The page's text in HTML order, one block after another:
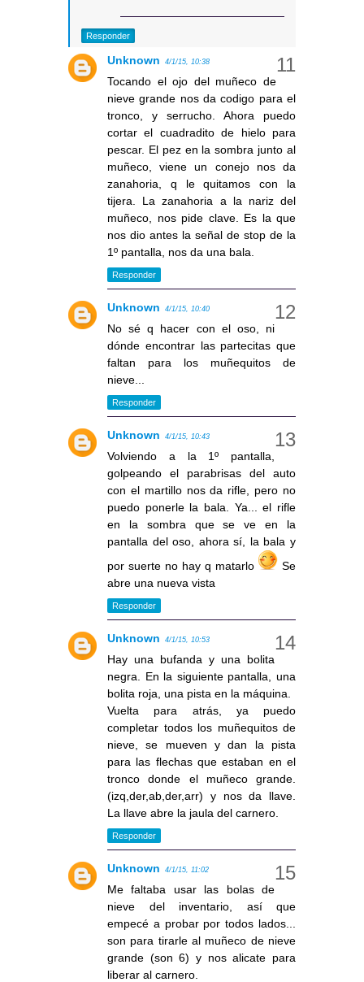
Responder
Unknown 4/1/15, 10:38
Tocando el ojo del muñeco de
nieve grande nos da codigo para el
tronco, y serrucho. Ahora puedo
cortar el cuadradito de hielo para
pescar. El pez en la sombra junto al
muñeco, viene un conejo nos da
zanahoria, q le quitamos con la
tijera. La zanahoria a la nariz del
muñeco, nos pide clave. Es la que
nos dio antes la señal de stop de la
1º pantalla, nos da una bala.
Responder
Unknown 4/1/15, 10:40
No sé q hacer con el oso, ni
dónde encontrar las partecitas que
faltan para los muñequitos de
nieve...
Responder
Unknown 4/1/15, 10:43
Volviendo a la 1º pantalla,
golpeando el parabrisas del auto
con el martillo nos da rifle, pero no
puedo ponerle la bala. Ya... el rifle
en la sombra que se ve en la
pantalla del oso, ahora sí, la bala y
por suerte no hay q matarlo
Se
abre una nueva vista
Responder
Unknown 4/1/15, 10:53
Hay una bufanda y una bolita
negra. En la siguiente pantalla, una
bolita roja, una pista en la máquina.
Vuelta para atrás, ya puedo
completar todos los muñequitos de
nieve, se mueven y dan la pista
para las flechas que estaban en el
tronco donde el muñeco grande.
(izq,der,ab,der,arr) y nos da llave.
La llave abre la jaula del carnero.
Responder
Unknown 4/1/15, 11:02
Me faltaba usar las bolas de
nieve del inventario, así que
empecé a probar por todos lados...
son para tirarle al muñeco de nieve
grande (son 6) y nos alicate para
liberar al carnero.